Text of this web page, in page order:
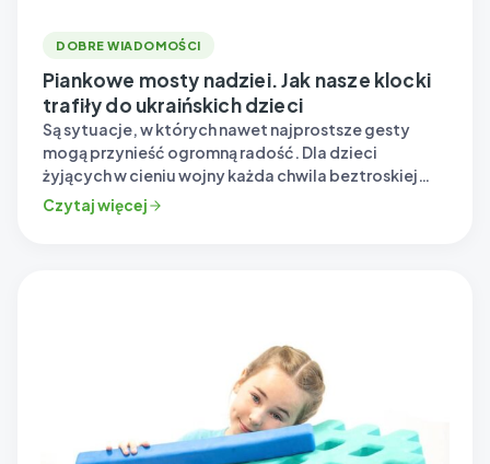
DOBRE WIADOMOŚCI
Piankowe mosty nadziei. Jak nasze klocki
trafiły do ukraińskich dzieci
Są sytuacje, w których nawet najprostsze gesty
mogą przynieść ogromną radość. Dla dzieci
żyjących w cieniu wojny każda chwila beztroskiej
zabawy jest…
Czytaj więcej